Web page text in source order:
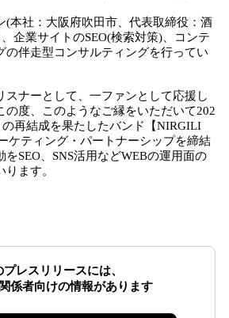
(本社：大阪府吹田市、代表取締役：酒
企業サイトのSEO(検索対策)、コンテ
の伴走型コンサルティングを行ってい
スナーとして、一ファンとして応援し
の度、このようなご縁をいただいて202
再結成を果たしたバンド【NIRGILI
ケティング・パートナーシップを締結
をSEO、SNS活用などWEBの運用面の
ます。
プレスリリースには、
係者向けの情報があります